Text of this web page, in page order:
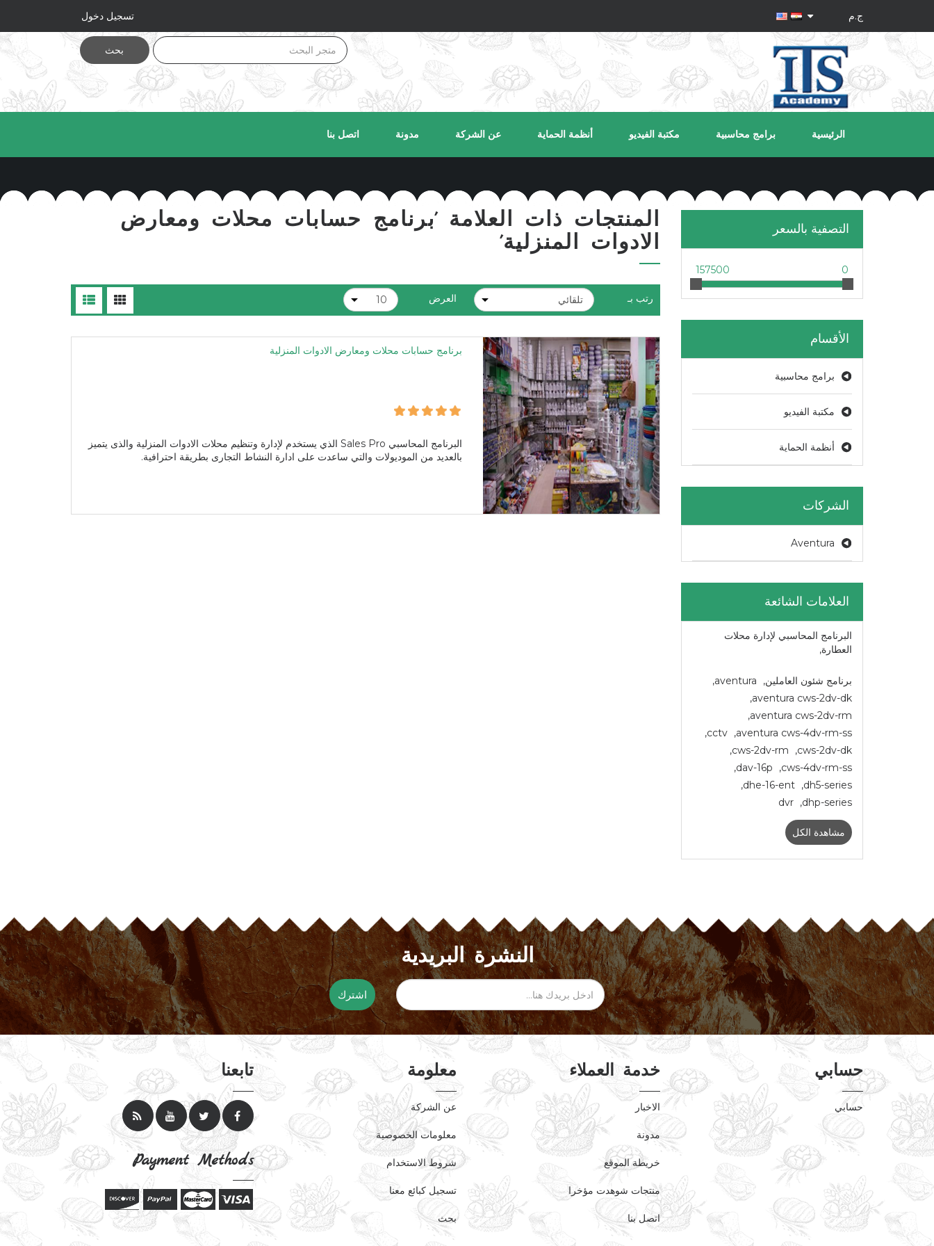
تسجيل دخول
بحث
الرئيسية برامج محاسبية مكتبة الفيديو أنظمة الحماية عن الشركة مدونة اتصل بنا
التصفية بالسعر
0
157500
الأقسام
برامج محاسبية
مكتبة الفيديو
أنظمة الحماية
الشركات
Aventura
العلامات الشائعة
البرنامج المحاسبي لإدارة محلات
العطارة,
برنامج شئون العاملين,
aventura
,
aventura cws-2dv-dk
,
aventura cws-2dv-rm
,
aventura cws-4dv-rm-ss
,
cctv
,
cws-2dv-dk
,
cws-2dv-rm
,
cws-4dv-rm-ss
,
dav-16p
,
dh5-series
,
dhe-16-ent
,
dhp-series
,
dvr
مشاهدة الكل
المنتجات ذات العلامة 'برنامج حسابات محلات ومعارض
الادوات المنزلية'
رتب بـ العرض
برنامج حسابات محلات ومعارض الادوات المنزلية
البرنامج المحاسبي Sales Pro الذي يستخدم لإدارة وتنظيم محلات الادوات المنزلية والذى يتميز
بالعديد من الموديولات والتي ساعدت على ادارة النشاط التجارى بطريقة احترافية.
النشرة البريدية
اشترك
حسابي
حسابي
خدمة العملاء
الاخبار
مدونة
خريطة الموقع
منتجات شوهدت مؤخرا
اتصل بنا
معلومة
عن الشركة
معلومات الخصوصية
شروط الاستخدام
تسجيل كبائع معنا
بحث
تابعنا
Payment Methods